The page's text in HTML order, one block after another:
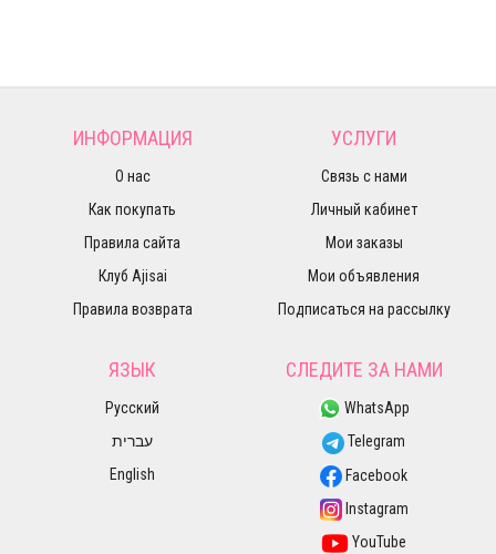
ИНФОРМАЦИЯ
О нас
Как покупать
Правила сайта
Клуб Ajisai
Правила возврата
УСЛУГИ
Связь с нами
Личный кабинет
Мои заказы
Мои объявления
Подписаться на рассылку
ЯЗЫК
Русский
עברית
English
СЛЕДИТЕ ЗА НАМИ
WhatsApp
Telegram
Facebook
Instagram
YouTube